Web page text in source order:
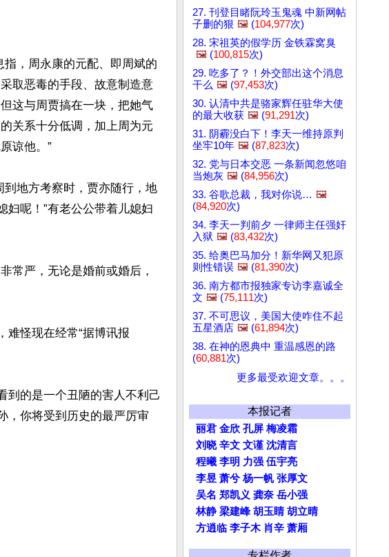
，周永康的元配、即周斌的
取恶毒的手段、故意制造意
这与周贾搞在一块，把她气
关系十分低调，加上周为元
谅他。”
到地方考察时，贾亦随行，地
妇呢！”有老公公带着儿媳妇
常严，无论是婚前或婚后，
难怪现在经常“据博讯报
到的是一个丑陋的害人不利己
，你将受到历史的最严厉审
27. 刊登目睹阮玲玉鬼魂 中新网帖
子删的狠 🖼️ (104,977次)
28. 宋祖英的假学历 金铁霖窝臭
🖼️ (100,815次)
29. 吃多了？！外交部出这个消息
干么 🖼️ (97,453次)
30. 认清中共是骆家辉任驻华大使
的最大收获 🖼️ (91,291次)
31. 阴霾没白下！李天一维持原判
坐牢10年 🖼️ (87,823次)
32. 党与日本交恶 一条新闻忽悠咱
当炮灰 🖼️ (84,956次)
33. 谷歌总裁，我对你说… 🖼️
(84,920次)
34. 李天一判前夕 一律师主任强奸
入狱 🖼️ (83,432次)
35. 给奥巴马加分！新华网又犯原
则性错误 🖼️ (81,390次)
36. 南方都市报独家专访李嘉诚全
文 🖼️ (75,111次)
37. 不可思议，美国大使咋住不起
五星酒店 🖼️ (61,894次)
38. 在神的恩典中 重温感恩的路
(60,881次)
更多最受欢迎文章。。。
本报记者
丽君 金欣 孔屏 梅凌霜
刘晓 辛文 文谨 沈清言
程曦 李明 力强 伍宇亮
李昱 萧兮 杨一帆 张厚文
吴名 郑凯义 龚奈 岳小强
林静 梁建峰 胡玉睛 胡立晴
方逍临 李子木 肖辛 萧厢